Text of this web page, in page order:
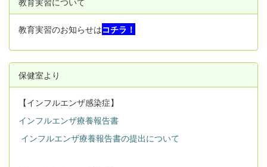
教育実習のお知らせはコチラ！
保健室より
【インフルエンザ感染症】
インフルエンザ療養報告書
インフルエンザ療養報告書の提出について